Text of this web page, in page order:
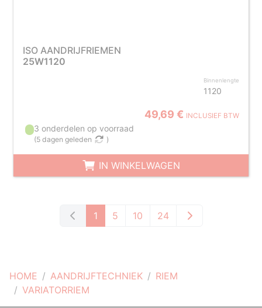
HOME AANDRIJFTECHNIEK
RIEM
VARIATORRIEM
ISO AANDRIJFRIEMEN
25W1120
Binnenlengte
1120
49,69 € INCLUSIEF BTW
3 onderdelen op voorraad
(5 dagen geleden )
IN WINKELWAGEN
1 5 10 24